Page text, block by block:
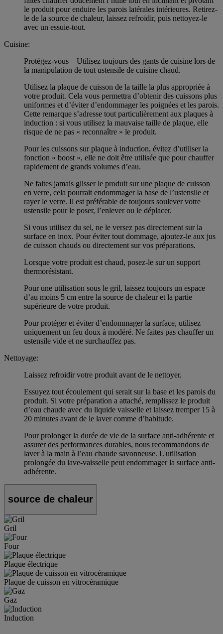
le produit pour enduire les parois latérales intérieures. Retirez-
le de la source de chaleur, laissez refroidir, puis nettoyez-le
avec un essuie-tout.
Cuisine:
Protégez-vous – Utilisez toujours des gants de cuisine lors de
la manipulation de tout ustensile de cuisine chaud.
Utilisez la plaque de cuisson de la taille la plus appropriée à
votre produit. Cela vous permettra d’obtenir des cuissons plus
uniformes et d’éviter d’endommager les poignées et les parois.
Cette remarque s’adresse tout particulièrement aux plaques à
induction : si vous utilisez la mauvaise taille de plaque, elle
risque de ne pas « reconnaître » le produit.
Pour les cuissons sur plaque à induction, évitez d’utiliser la
fonction « boost », elle ne doit être utilisée que pour chauffer
rapidement de grands volumes d’eau.
Ne faites jamais glisser le produit sur une plaque de cuisson
en verre, cela pourrait endommager la base de l’ustensile et
rayer le verre. Il est préférable de toujours soulever votre
ustensile pour le poser, l’enlever ou le déplacer.
Si vous utilisez du sel, ne le versez pas directement sur la
surface en inox. Pour éviter tout dommage, ajoutez-le aux jus
de cuisson chauds ou directement sur vos préparations.
Lorsque votre produit est chaud, posez-le sur un support
thermorésistant.
Pour une utilisation sous le gril, laissez toujours un espace
d’au moins 5 cm entre la source de chaleur et la partie
supérieure de votre produit.
Pour protéger et éviter d’endommager la surface, utilisez
uniquement un feu doux à modéré. Ne faites pas chauffer un
ustensile vide et ne surchauffez pas.
Nettoyage:
Laissez refroidir votre produit avant de le nettoyer.
Essuyez tout écoulement qui serait sur la base et les parois du
produit. Si votre préparation a attaché, remplissez le produit
d’eau chaude avec du liquide vaisselle et laissez tremper 15 à
20 minutes avant de le laver comme d’habitude.
Pour prolonger la durée de vie de la surface anti-adhérente et
assurer des performances durables, nous recommandons de
laver à la main à l’eau chaude savonneuse. L'utilisation
prolongée du lave-vaisselle peut endommager la surface anti-
adhérente.
source de chaleur
Gril
Four
Plaque électrique
Plaque de cuisson en vitrocéramique
Gaz
Induction